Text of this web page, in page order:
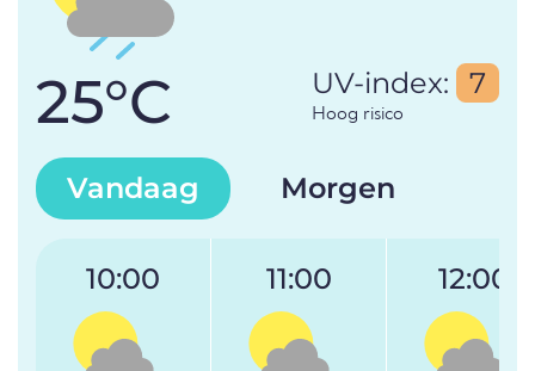
25°C UV-index: 7
Hoog risico
Vandaag Morgen
10:00 11:00 12:00